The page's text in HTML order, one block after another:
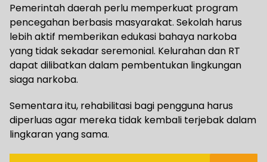
Pemerintah daerah perlu memperkuat program
pencegahan berbasis masyarakat. Sekolah harus
lebih aktif memberikan edukasi bahaya narkoba
yang tidak sekadar seremonial. Kelurahan dan RT
dapat dilibatkan dalam pembentukan lingkungan
siaga narkoba.
Sementara itu, rehabilitasi bagi pengguna harus
diperluas agar mereka tidak kembali terjebak dalam
lingkaran yang sama.